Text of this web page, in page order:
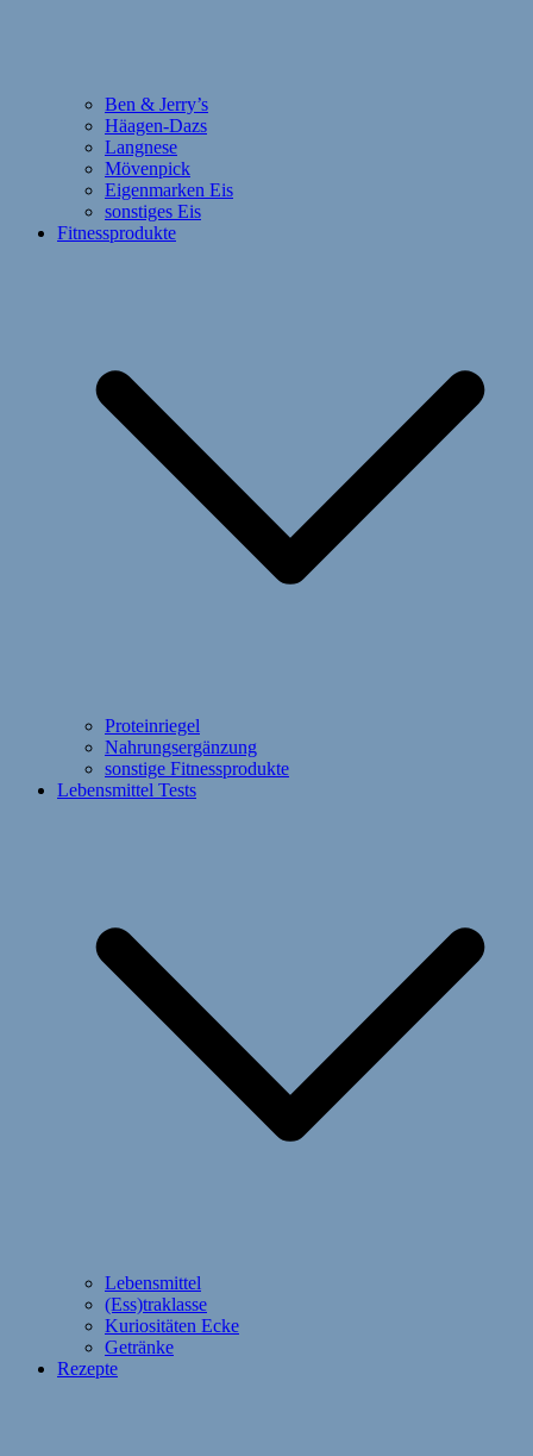
Ben & Jerry’s
Häagen-Dazs
Langnese
Mövenpick
Eigenmarken Eis
sonstiges Eis
Fitnessprodukte
Proteinriegel
Nahrungsergänzung
sonstige Fitnessprodukte
Lebensmittel Tests
Lebensmittel
(Ess)traklasse
Kuriositäten Ecke
Getränke
Rezepte